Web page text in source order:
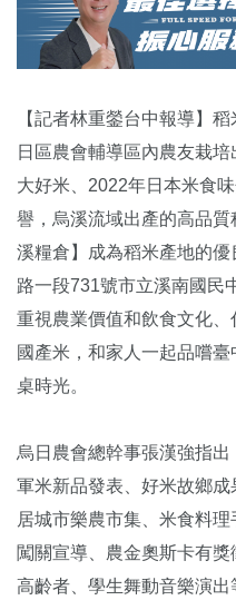
【記者林重鎣台中報導】
日區農會輔導區內農友栽
大好米、2022年日本米食
譽，烏溪流域出產的高品
溪糧倉】成為稻米產地的
路一段731號市立溪南國民
重視農業價值和飲食文化
國產米，和家人一起品嚐
桌時光。
烏日農會總幹事張漢強指
軍米新品發表、好米故鄉
居城市樂農市集、米食料
闖關宣導、農金奧斯卡有
高齡者、學生舞動音樂演出